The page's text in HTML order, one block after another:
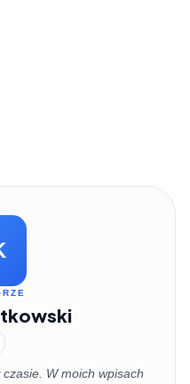
W moich wpisach